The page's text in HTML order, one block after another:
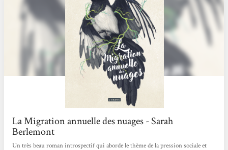
La Migration annuelle des nuages - Sarah
Berlemont
Un très beau roman introspectif qui aborde le thème de la pression sociale et